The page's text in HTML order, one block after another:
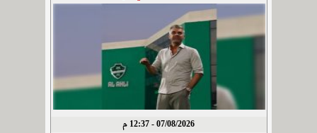
07/08/2026 - 12:37 م